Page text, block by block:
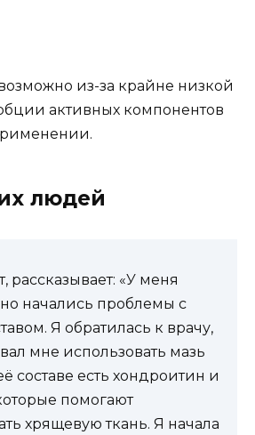
из-за крайне низкой
активных компонентов
людей
рассказывает: «У меня
начались проблемы с
Я обратилась к врачу,
мне использовать мазь
составе есть хондроитин и
помогают
хрящевую ткань. Я начала